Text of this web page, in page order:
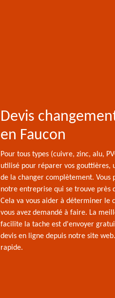
Devis
en Faucon
Pour tous types (cuivre, zinc, alu,
utilisé pour réparer vos gouttières,
de la changer complètement. Vous
notre entreprise qui se trouve près
Cela va vous aider à déterminer le
vous avez demandé à faire. La
facilite la tache est d'envoyer
devis en ligne depuis notre site
rapide.